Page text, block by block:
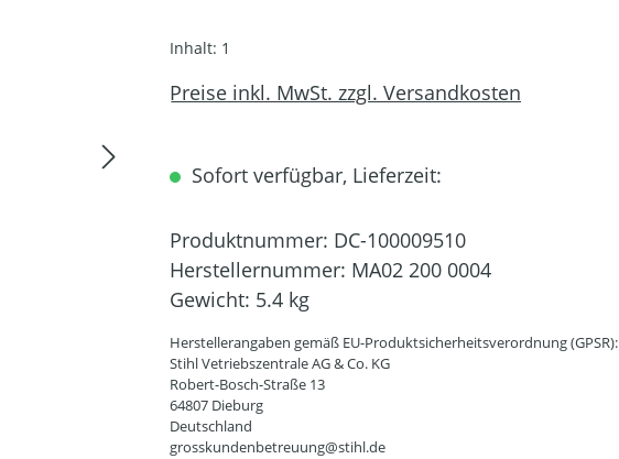
Inhalt: 1
Preise inkl. MwSt. zzgl. Versandkosten
Sofort verfügbar, Lieferzeit:
Produktnummer: DC-100009510
Herstellernummer: MA02 200 0004
Gewicht: 5.4 kg
Herstellerangaben gemäß EU-Produktsicherheitsverordnung (GPSR):
Stihl Vetriebszentrale AG & Co. KG
Robert-Bosch-Straße 13
64807 Dieburg
Deutschland
grosskundenbetreuung@stihl.de